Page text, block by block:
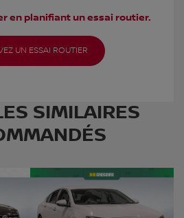
en planifiant un essai routier.
UN ESSAI ROUTIER
SIMILAIRES